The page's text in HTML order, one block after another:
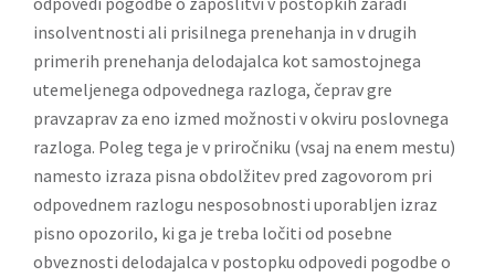
insolventnosti ali prisilnega prenehanja in v drugih
primerih prenehanja delodajalca kot samostojnega
utemeljenega odpovednega razloga, čeprav gre
pravzaprav za eno izmed možnosti v okviru poslovnega
razloga. Poleg tega je v priročniku (vsaj na enem mestu)
namesto izraza pisna obdolžitev pred zagovorom pri
odpovednem razlogu nesposobnosti uporabljen izraz
pisno opozorilo, ki ga je treba ločiti od posebne
obveznosti delodajalca v postopku odpovedi pogodbe o